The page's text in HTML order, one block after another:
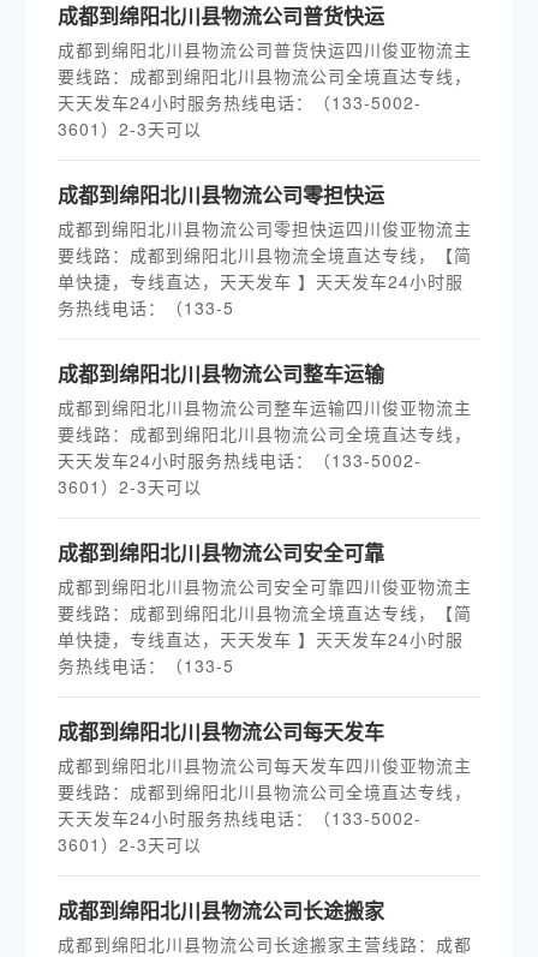
​成都到绵阳北川县物流公司普货快运
成都到绵阳北川县物流公司普货快运四川俊亚物流主
要线路：成都到绵阳北川县物流公司全境直达专线，
天天发车24小时服务热线电话：（133-5002-
3601）2-3天可以
​成都到绵阳北川县物流公司零担快运
成都到绵阳北川县物流公司零担快运四川俊亚物流主
要线路：成都到绵阳北川县物流全境直达专线，【简
单快捷，专线直达，天天发车 】天天发车24小时服
务热线电话：（133-5
​成都到绵阳北川县物流公司整车运输
成都到绵阳北川县物流公司整车运输四川俊亚物流主
要线路：成都到绵阳北川县物流公司全境直达专线，
天天发车24小时服务热线电话：（133-5002-
3601）2-3天可以
​成都到绵阳北川县物流公司安全可靠
成都到绵阳北川县物流公司安全可靠四川俊亚物流主
要线路：成都到绵阳北川县物流全境直达专线，【简
单快捷，专线直达，天天发车 】天天发车24小时服
务热线电话：（133-5
​成都到绵阳北川县物流公司每天发车
成都到绵阳北川县物流公司每天发车四川俊亚物流主
要线路：成都到绵阳北川县物流公司全境直达专线，
天天发车24小时服务热线电话：（133-5002-
3601）2-3天可以
​成都到绵阳北川县物流公司长途搬家
成都到绵阳北川县物流公司长途搬家主营线路：成都